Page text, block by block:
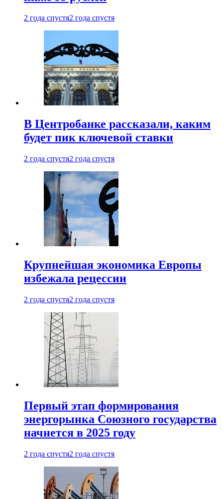
2 года спустя2 года спустя
В Центробанке рассказали, каким
будет пик ключевой ставки
2 года спустя2 года спустя
Крупнейшая экономика Европы
избежала рецессии
2 года спустя2 года спустя
Первый этап формирования
энергорынка Союзного государства
начнется в 2025 году
2 года спустя2 года спустя